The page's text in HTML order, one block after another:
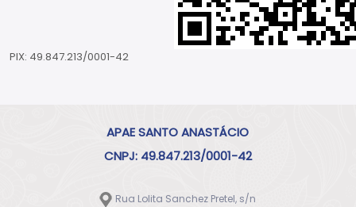
PIX: 49.847.213/0001-42
APAE SANTO ANASTÁCIO
CNPJ: 49.847.213/0001-42
Rua Lolita Sanchez Pretel, s/n